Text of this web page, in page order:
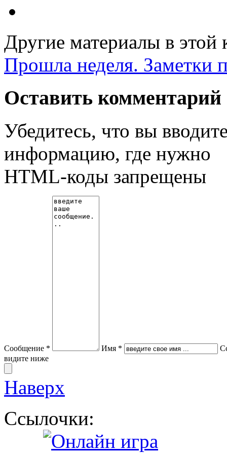
Другие материалы в этой
Прошла неделя. Заметки
Оставить комментарий
Убедитесь, что вы
информацию, где нужно
HTML-коды запрещены
Сообщение * Имя *
видите ниже
Наверх
Ссылочки: